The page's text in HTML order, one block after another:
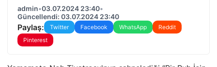
admin•03.07.2024 23:40•
Güncellendi: 03.07.2024 23:40
Paylaş: Twitter Facebook WhatsApp
Reddit
Pinterest